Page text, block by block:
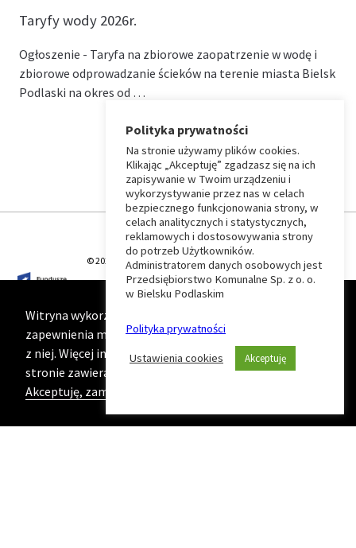
Taryfy wody 2026r.
Ogłoszenie - Taryfa na zbiorowe zaopatrzenie w wodę i
zbiorowe odprowadzanie ścieków na terenie miasta Bielsk
Podlaski na okres od …
⏶
Wróć
do
początku
strony
© 2026 T-Matic Grupa Computer Plus Sp. z o.o.
Witryna wykorzystuje ciasteczka (cookies) w celu
zapewnienia maksymalnej wygody podczas korzystania
z niej. Więcej informacji na ten temat znajduje się na
stronie zawierającej naszą
Politykę prywatności
Akceptuję, zamknij komunikat
Polityka prywatności
Na stronie używamy plików cookies.
Klikając „Akceptuję” zgadzasz się na ich
zapisywanie w Twoim urządzeniu i
wykorzystywanie przez nas w celach
bezpiecznego funkcjonowania strony, w
celach analitycznych i statystycznych,
reklamowych i dostosowywania strony
do potrzeb Użytkowników.
Administratorem danych osobowych jest
Przedsiębiorstwo Komunalne Sp. z o. o.
w Bielsku Podlaskim
Polityka prywatności
Ustawienia cookies Akceptuję